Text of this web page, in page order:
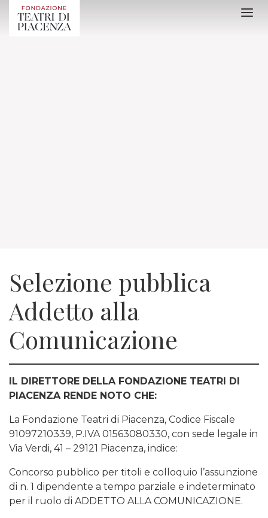
Selezione pubblica
Addetto alla
Comunicazione
IL DIRETTORE DELLA FONDAZIONE TEATRI DI
PIACENZA RENDE NOTO CHE:
La Fondazione Teatri di Piacenza, Codice Fiscale
91097210339, P.IVA 01563080330, con sede legale in
Via Verdi, 41 – 29121 Piacenza, indice:
Concorso pubblico per titoli e colloquio l’assunzione
di n. 1 dipendente a tempo parziale e indeterminato
per il ruolo di ADDETTO ALLA COMUNICAZIONE.